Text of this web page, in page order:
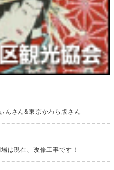
さん&東京かわら版さん
は現在、改修工事です！